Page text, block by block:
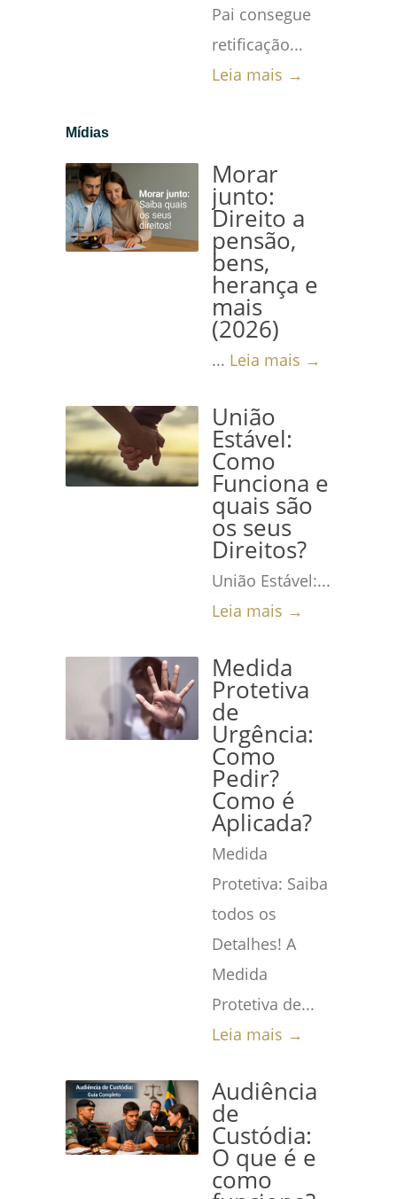
Pai consegue
retificação...
Leia mais →
Mídias
Morar
junto:
Direito a
pensão,
bens,
herança e
mais
(2026)
... Leia mais →
União
Estável:
Como
Funciona e
quais são
os seus
Direitos?
União Estável:...
Leia mais →
Medida
Protetiva
de
Urgência:
Como
Pedir?
Como é
Aplicada?
Medida
Protetiva: Saiba
todos os
Detalhes! A
Medida
Protetiva de...
Leia mais →
Audiência
de
Custódia:
O que é e
como